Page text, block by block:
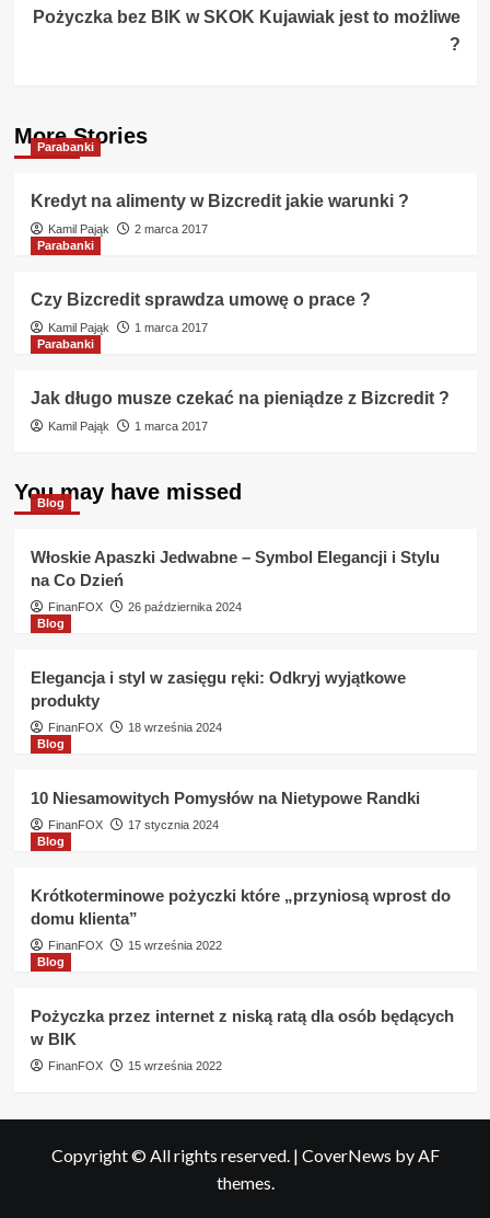
Pożyczka bez BIK w SKOK Kujawiak jest to możliwe
?
More Stories
Parabanki
Kredyt na alimenty w Bizcredit jakie warunki ?
Kamil Pająk
2 marca 2017
Parabanki
Czy Bizcredit sprawdza umowę o prace ?
Kamil Pająk
1 marca 2017
Parabanki
Jak długo musze czekać na pieniądze z Bizcredit ?
Kamil Pająk 1 marca 2017
You may have missed
Blog
Włoskie Apaszki Jedwabne – Symbol Elegancji i Stylu
na Co Dzień
FinanFOX
26 października 2024
Blog
Elegancja i styl w zasięgu ręki: Odkryj wyjątkowe
produkty
FinanFOX
18 września 2024
Blog
10 Niesamowitych Pomysłów na Nietypowe Randki
FinanFOX
17 stycznia 2024
Blog
Krótkoterminowe pożyczki które „przyniosą wprost do
domu klienta”
FinanFOX
15 września 2022
Blog
Pożyczka przez internet z niską ratą dla osób będących
w BIK
FinanFOX 15 września 2022
Copyright © All rights reserved. | CoverNews by AF
themes.